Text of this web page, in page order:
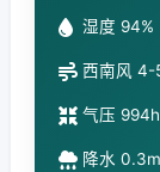
湿度 94%
西南风 4-
气压
降水